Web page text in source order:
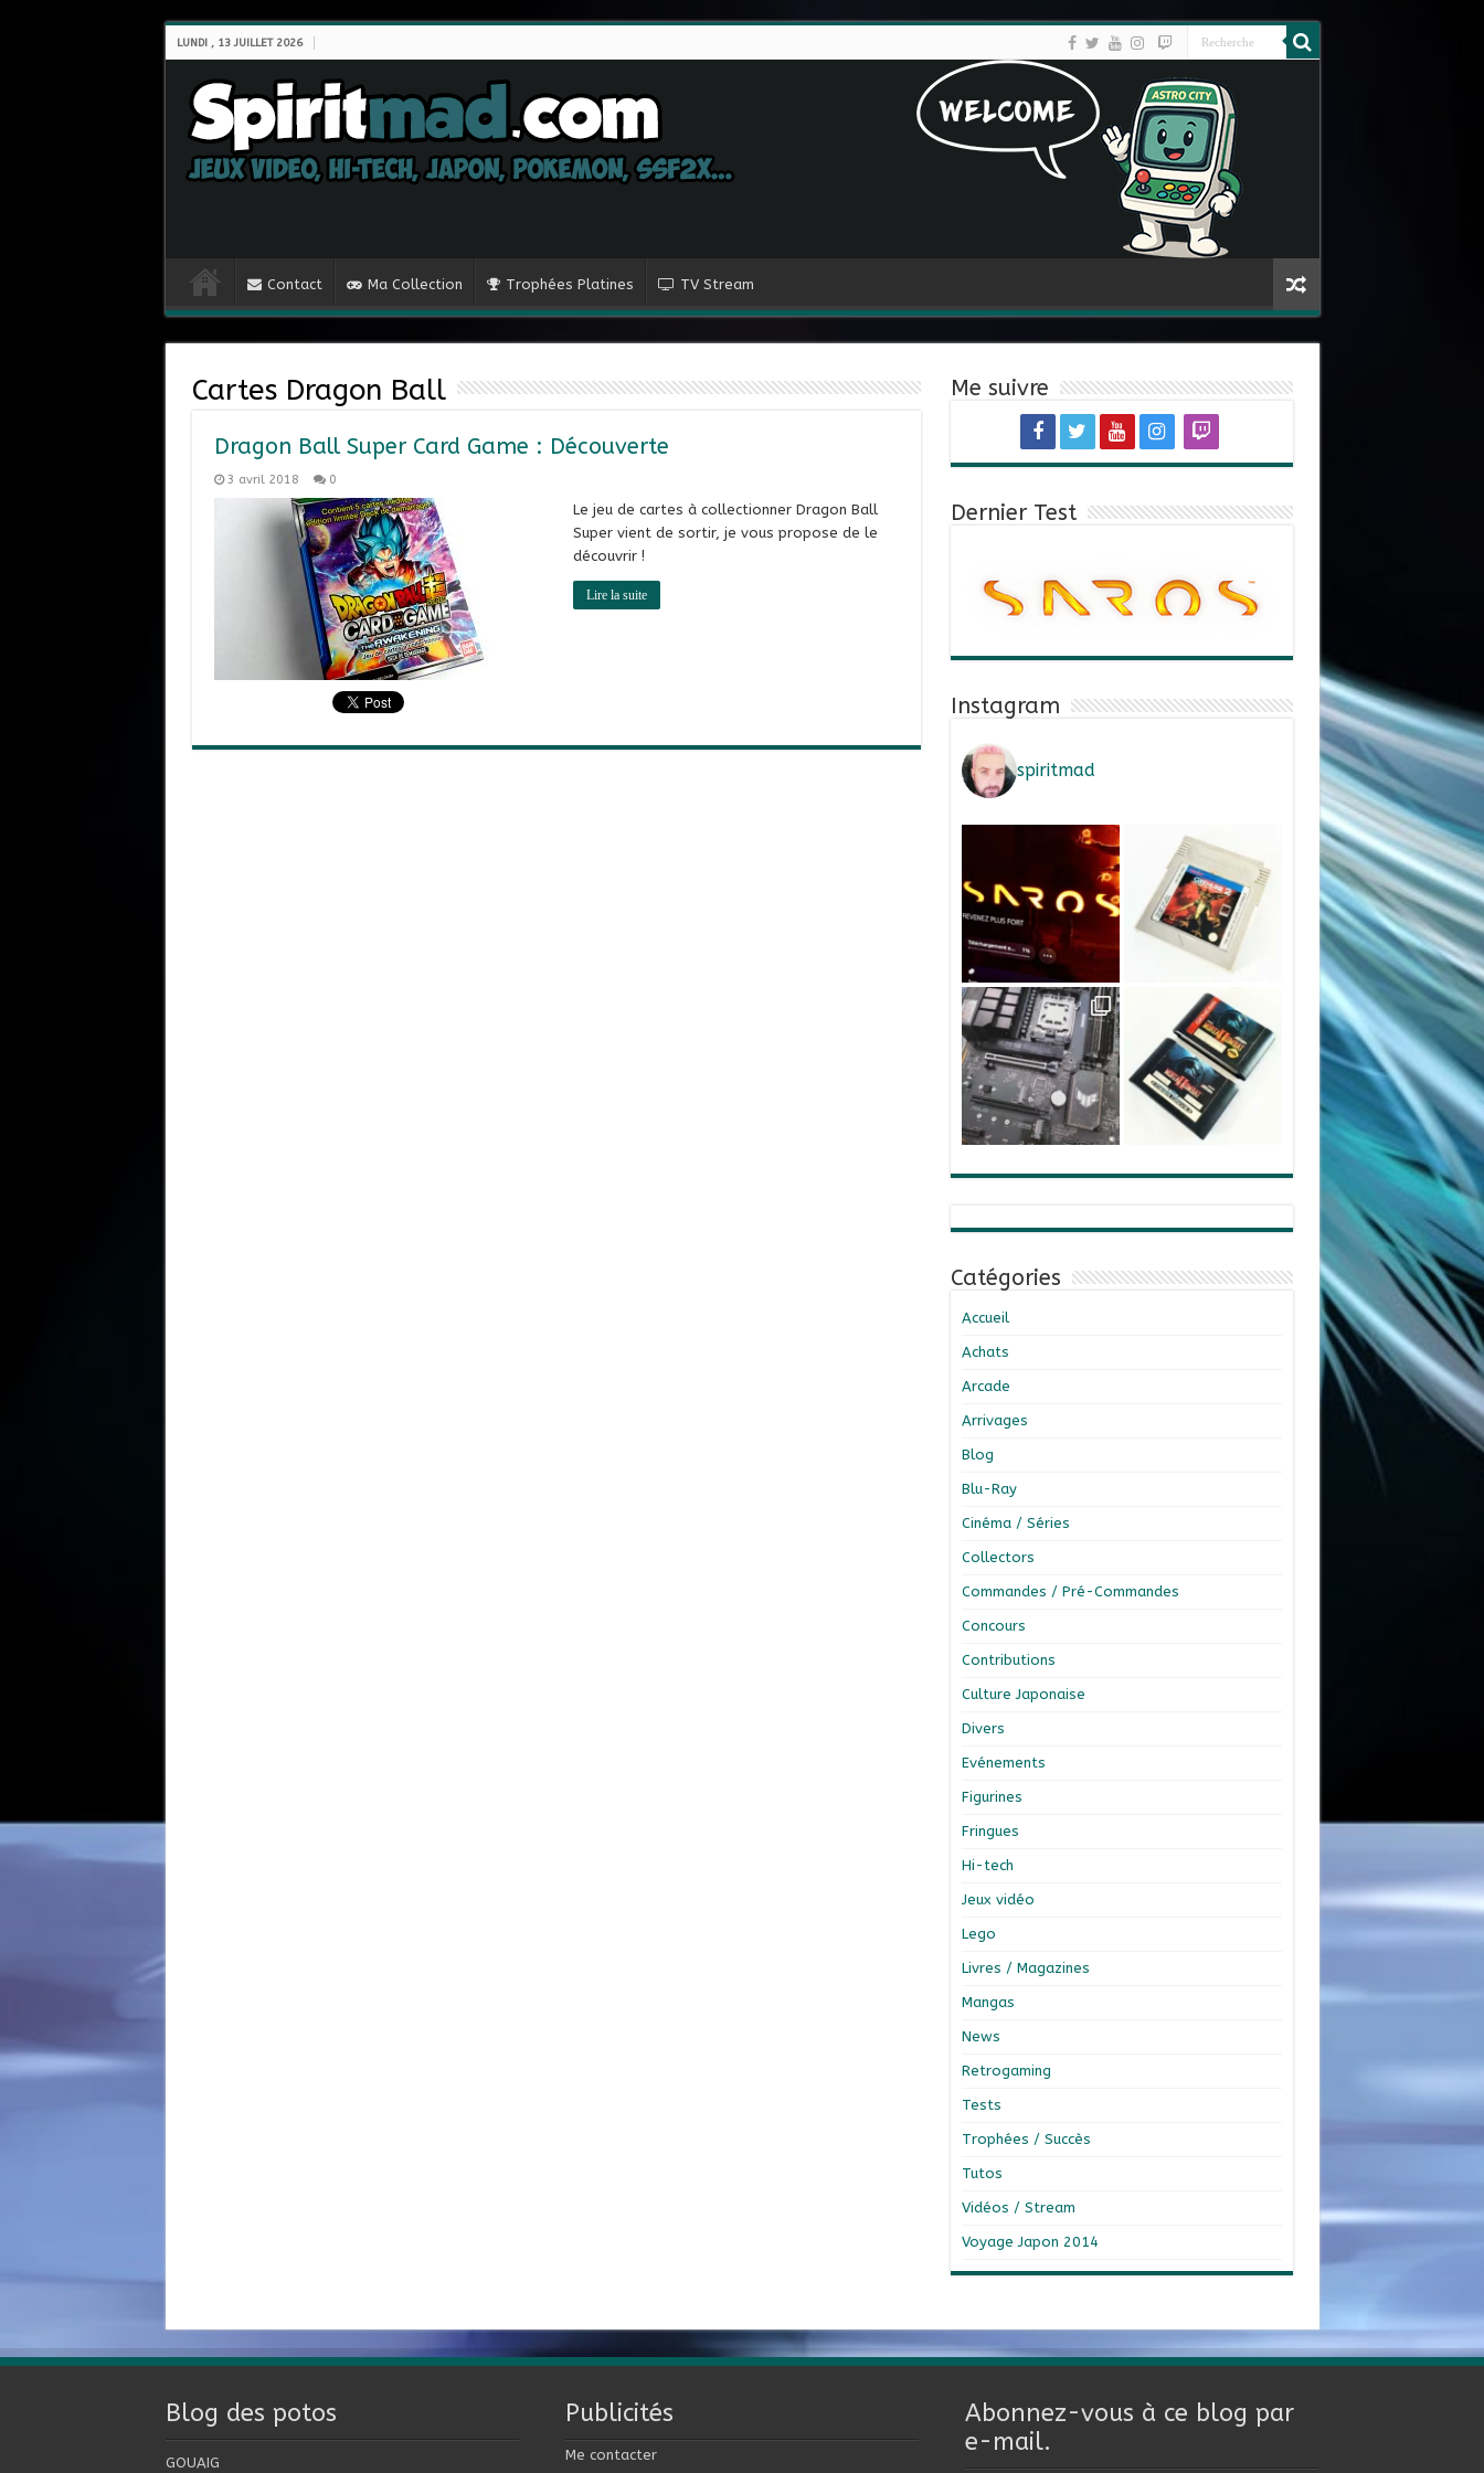
LUNDI , 13 JUILLET 2026
Contact Ma Collection Trophées Platines TV Stream
Cartes Dragon Ball
Dragon Ball Super Card Game : Découverte
3 avril 2018 0
Le jeu de cartes à collectionner Dragon Ball
Super vient de sortir, je vous propose de le
découvrir !
Lire la suite
Me suivre
Dernier Test
Instagram
spiritmad
Catégories
Accueil
Achats
Arcade
Arrivages
Blog
Blu-Ray
Cinéma / Séries
Collectors
Commandes / Pré-Commandes
Concours
Contributions
Culture Japonaise
Divers
Evénements
Figurines
Fringues
Hi-tech
Jeux vidéo
Lego
Livres / Magazines
Mangas
News
Retrogaming
Tests
Trophées / Succès
Tutos
Vidéos / Stream
Voyage Japon 2014
Blog des potos
GOUAIG
Publicités
Me contacter
Abonnez-vous à ce blog par
e-mail.